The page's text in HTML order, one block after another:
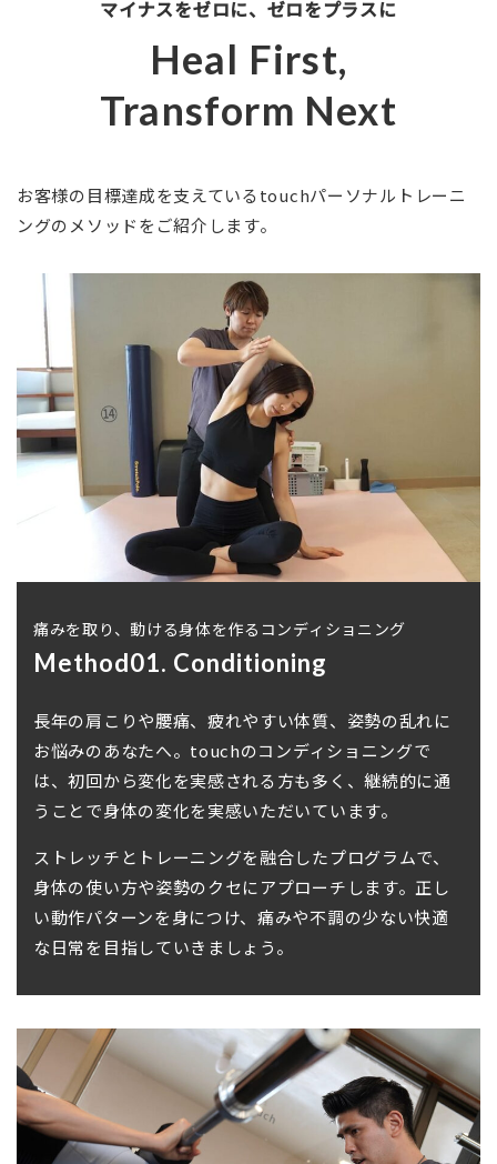
マイナスをゼロに、ゼロをプラスに
Heal First,
Transform Next
お客様の目標達成を支えているtouchパーソナルトレーニ
ングのメソッドをご紹介します。
痛みを取り、動ける身体を作るコンディショニング
Method01. Conditioning
長年の肩こりや腰痛、疲れやすい体質、姿勢の乱れに
お悩みのあなたへ。touchのコンディショニングで
は、初回から変化を実感される方も多く、継続的に通
うことで身体の変化を実感いただいています。
ストレッチとトレーニングを融合したプログラムで、
身体の使い方や姿勢のクセにアプローチします。正し
い動作パターンを身につけ、痛みや不調の少ない快適
な日常を目指していきましょう。